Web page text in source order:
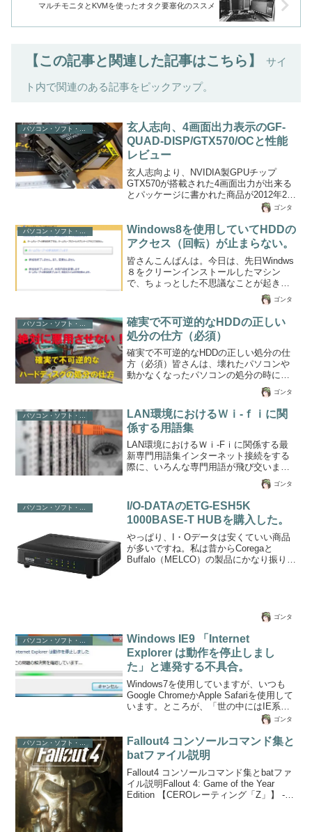
マルチモニタとKVMを使ったオタク要塞化のススメ
【この記事と関連した記事はこちら】 サイ
ト内で関連のある記事をピックアップ。
パソコン・ソフト・ゲーム関係
玄人志向、4画面出力表示のGF-
QUAD-DISP/GTX570/OCと性能
レビュー
玄人志向より、NVIDIA製GPUチップ
GTX570が搭載された4画面出力が出来る
とパッケージに書かれた商品が2012年2月
21日発売になりました。1600x1050ディ
スクトップを3台のディスプレイで表示さ
せるつもりでPCショップの店員に確認し
購入しました。使用レビューは下記の通
り。※腰痛のためパソコンに向かえない
ので携帯からとりあえず投稿。写真や文
体が悪いかも。使用スペック型番GF-
QUAD-DISP/GTX570/OCJANコード
4988755003841GPUNVIDIA製 GeForce
ゴンタ
パソコン・ソフト・ゲーム関係
Windows8を使用していてHDDの
アクセス（回転）が止まらない。
皆さんこんばんは。今日は、先日Windws
８をクリーンインストールしたマシン
で、ちょっとした不思議なことが起きて
いたのでその原因を調べてみたところ、
思わぬところに落とし穴があったので備
忘録として記録しておきます。【現象】
Windows８が起動し、ログイン画面直後
からHDDの回転が頻繁になり、通常であ
れば数分で収まるところが、小一時間～
数時間ディスクアクセスが止まらない。
【副作用】とにかくディスクアクセスに
パフォーマンスを食われているために
CPUパワーもいくらか食われています。
ゴンタ
確実で不可逆的なHDDの正しい
処分の仕方（必須）
確実で不可逆的なHDDの正しい処分の仕
方（必須）皆さんは、壊れたパソコンや
動かなくなったパソコンの処分の時には
どのように対処していますか？ご自分で
パソコンの中からＨＤＤを取り出す人は
かなり少ないのではないでしょうか。私
のようにパソコンを自作したりする人な
らばＨＤＤを取り外しなどはいとも簡単
にできますが、年配の方御高齢の方には
ＨＤＤを取り出すことは難しいかもしれ
ません。ＨＤＤは読み取りができないよ
う暗号化して容量すべてに書き込み情報
漏洩しないようにするソフトウェアを使
復活...
ゴンタ
パソコン・ソフト・ゲーム関係
LAN環境におけるＷｉ-ｆｉに関
係する用語集
LAN環境におけるＷｉ-Fｉに関係する最
新専門用語集インターネット接続をする
際に、いろんな専門用語が飛び交います
がイマイチちんぷんかんぷんで乗り切っ
ている方も多いのではないでしょうか？
インターネットルーターやWi-Fi中継機な
ど、購入する前に押さえておきたい最新
の専門用語を取りまとめてみたいと思い
ます。店頭で店員に専門用語で聞かれて
も、うろたえることなく対応できるか
も。Wi-Fiに関する専門用語QoS（キュ
ー・オー・エス）Quality of Serviceの略
ゴンタ
パソコン・ソフト・ゲーム関係
I/O-DATAのETG-ESH5K
1000BASE-T HUBを購入した。
やっぱり、I・Oデータは安くていい商品
が多いですね。私は昔からCoregaと
Buffalo（MELCO）の製品にかなり振り回
り安くなっておりお手頃感があります。
5.2 cm LANポート規格 ： 1000BASE-T
/ 100BASE-TX / 10BASE-T ※全ポート
「Auto MD...
ゴンタ
パソコン・ソフト・ゲーム関係
Windows IE9 「Internet
Explorer は動作を停止しまし
た」と連発する不具合。
Windows7を使用していますが、いつも
Google ChromeかApple Safariを使用して
います。ところが、「世の中にはIE系で
ないと動かないですよ」というサイトが
存在していて、そのサイトを利用する必
要があったので、仕方がなくIE9を使用し
ました。IE9起動後、検索入力フォームに
入力やクリックをしただけで「Internet
Explorer は動作を停止しました。」とプ
ログラムの終了のダイアログが表示さ
れ、IE9が何事もなかったかのように再起
ゴンタ
パソコン・ソフト・ゲーム関係
Fallout4 コンソールコマンド集と
batファイル説明
Fallout4 コンソールコマンド集とbatファ
イル説明Fallout 4: Game of the Year
Edition 【CEROレーティング「Z」】 -